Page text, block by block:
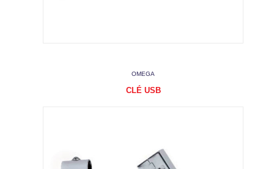
OMEGA
CLÉ USB